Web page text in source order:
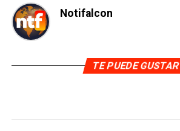
Notifalcon
TE PUEDE GUSTAR